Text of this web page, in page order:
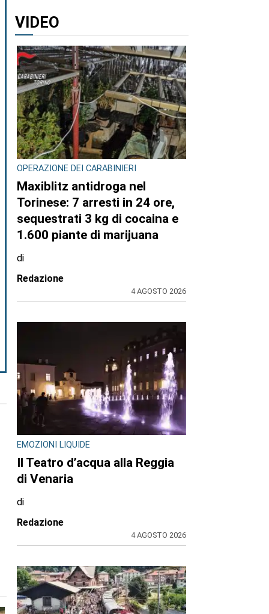
VIDEO
OPERAZIONE DEI CARABINIERI
Maxiblitz antidroga nel
Torinese: 7 arresti in 24 ore,
sequestrati 3 kg di cocaina e
1.600 piante di marijuana
di
Redazione
4 AGOSTO 2026
EMOZIONI LIQUIDE
Il Teatro d’acqua alla Reggia
di Venaria
di
Redazione
4 AGOSTO 2026